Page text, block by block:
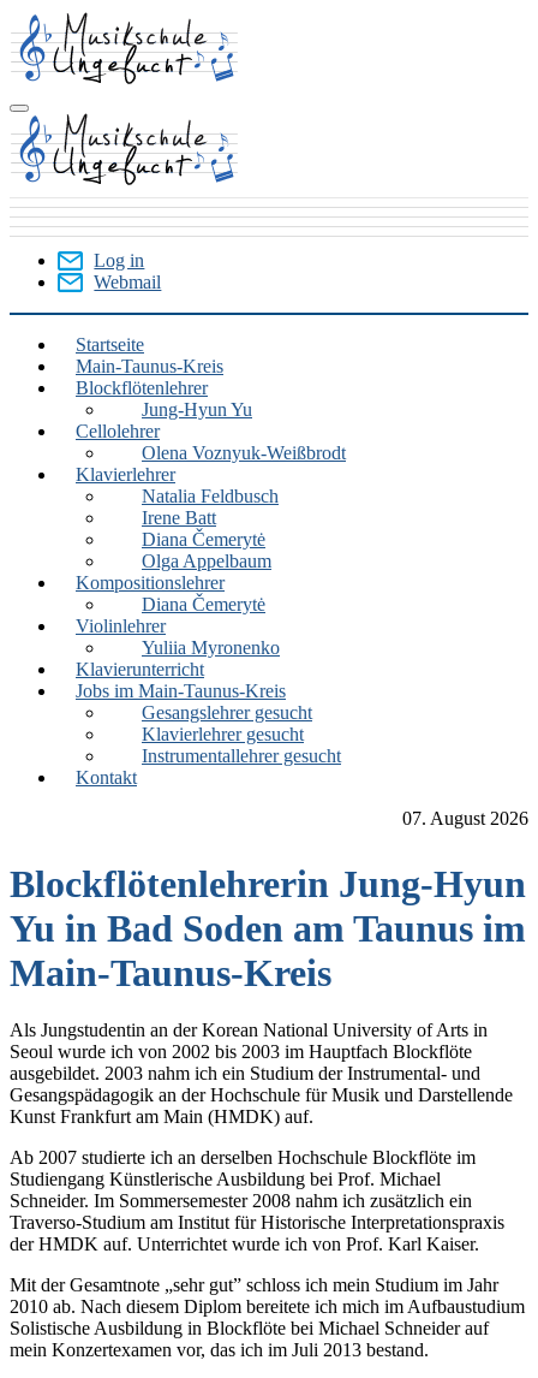
Skip
to
main
content
User
Menu
Log in
Webmail
Main-
Taunus-
Kreis
Startseite
Main-Taunus-Kreis
Blockflötenlehrer
Jung-Hyun Yu
Cellolehrer
Olena Voznyuk-Weißbrodt
Klavierlehrer
Natalia Feldbusch
Irene Batt
Diana Čemerytė
Olga Appelbaum
Kompositionslehrer
Diana Čemerytė
Violinlehrer
Yuliia Myronenko
Klavierunterricht
Jobs im Main-Taunus-Kreis
Gesangslehrer gesucht
Klavierlehrer gesucht
Instrumentallehrer gesucht
Kontakt
07. August 2026
Blockflötenlehrerin Jung-Hyun
Yu in Bad Soden am Taunus im
Main-Taunus-Kreis
Als Jungstudentin an der Korean National University of Arts in
Seoul wurde ich von 2002 bis 2003 im Hauptfach Blockflöte
ausgebildet. 2003 nahm ich ein Studium der Instrumental- und
Gesangspädagogik an der Hochschule für Musik und Darstellende
Kunst Frankfurt am Main (HMDK) auf.
Ab 2007 studierte ich an derselben Hochschule Blockflöte im
Studiengang Künstlerische Ausbildung bei Prof. Michael
Schneider. Im Sommersemester 2008 nahm ich zusätzlich ein
Traverso-Studium am Institut für Historische Interpretationspraxis
der HMDK auf. Unterrichtet wurde ich von Prof. Karl Kaiser.
Mit der Gesamtnote „sehr gut” schloss ich mein Studium im Jahr
2010 ab. Nach diesem Diplom bereitete ich mich im Aufbaustudium
Solistische Ausbildung in Blockflöte bei Michael Schneider auf
mein Konzertexamen vor, das ich im Juli 2013 bestand.